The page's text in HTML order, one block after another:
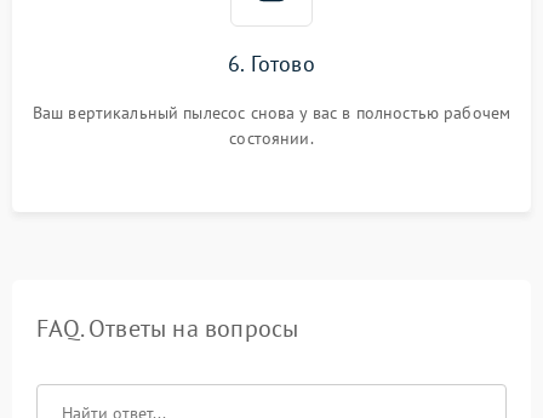
6. Готово
Ваш вертикальный пылесос снова у вас в полностью рабочем
состоянии.
FAQ. Ответы на вопросы